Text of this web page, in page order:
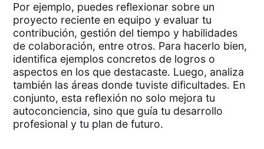
Por ejemplo, puedes reflexionar sobre un
proyecto reciente en equipo y evaluar tu
contribución, gestión del tiempo y habilidades
de colaboración, entre otros. Para hacerlo bien,
identifica ejemplos concretos de logros o
aspectos en los que destacaste. Luego, analiza
también las áreas donde tuviste dificultades. En
conjunto, esta reflexión no solo mejora tu
autoconciencia, sino que guía tu desarrollo
profesional y tu plan de futuro.